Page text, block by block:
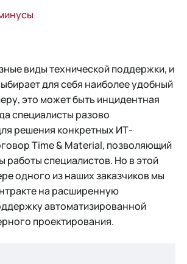
виды технической поддержки, и
для себя наиболее удобный
это может быть инцидентная
специалисты разово
решения конкретных ИТ-
Time & Material, позволяющий
работы специалистов. Но в этой
одного из наших заказчиков мы
на расширенную
автоматизированной
проектирования.